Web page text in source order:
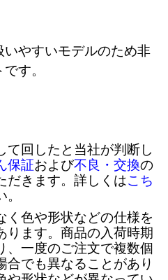
やすいモデルのため非
す。
て回したと当社が判断し
保証および不良・交換の
だきます。詳しくはこち
く色や形状などの仕様を
ります。商品の入荷時期
、一度のご注文で複数個
合でも異なることがあり